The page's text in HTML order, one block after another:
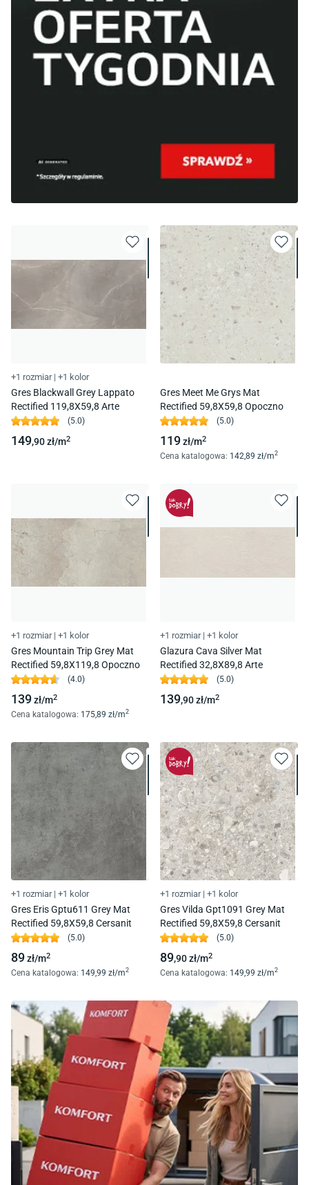
+1 rozmiar | +1 kolor
Gres Blackwall Grey Lappato
Rectified 119,8X59,8 Arte
(5.0)
149,90zł/m2
Gres Meet Me Grys Mat
Rectified 59,8X59,8 Opoczno
(5.0)
119zł/m2
Cena katalogowa: 142 ,89 zł/m2
+1 rozmiar | +1 kolor
Gres Mountain Trip Grey Mat
Rectified 59,8X119,8 Opoczno
(4.0)
139zł/m2
Cena katalogowa: 175,89 zł/m2
+1 rozmiar | +1 kolor
Glazura Cava Silver Mat
Rectified 32,8X89,8 Arte
(5.0)
139,90zł/m2
+1 rozmiar | +1 kolor
Gres Eris Gptu611 Grey Mat
Rectified 59,8X59,8 Cersanit
(5.0)
89zł/m2
Cena katalogowa: 149 ,99 zł/m2
+1 rozmiar | +1 kolor
Gres Vilda Gpt1091 Grey Mat
Rectified 59,8X59,8 Cersanit
(5.0)
89,90zł/m2
Cena katalogowa: 149 ,99 zł/m2